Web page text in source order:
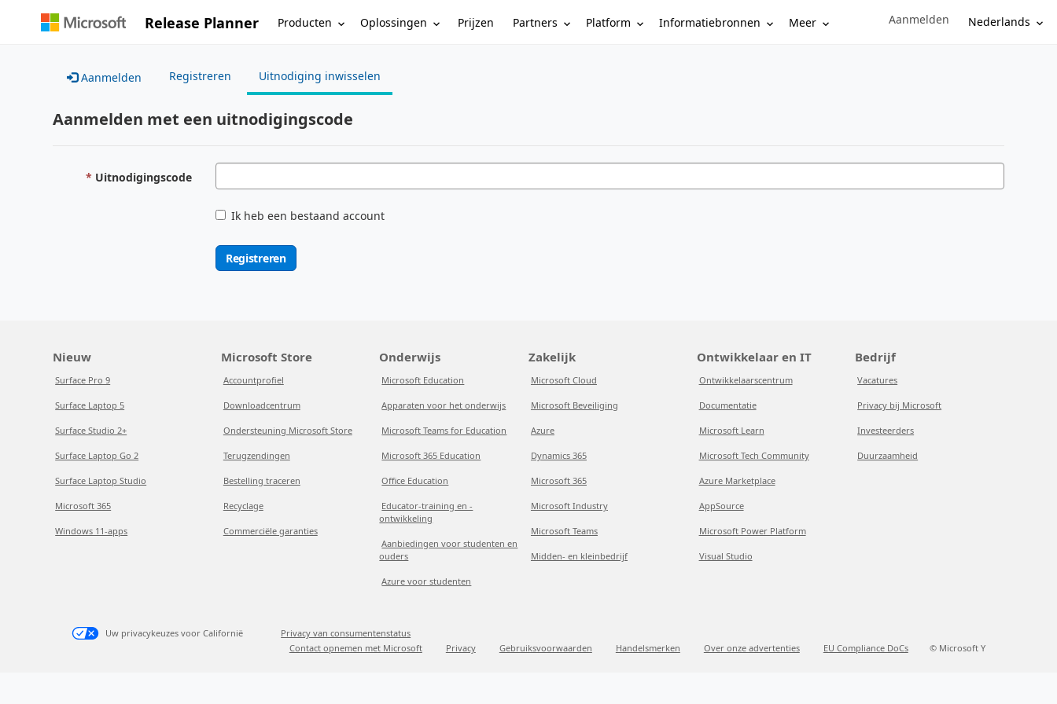
Release Planner Producten Oplossingen Prijzen Partners Platform Informatiebronnen Meer Sign in to your account
Aanmelden Nederlands
Aanmelden Registreren Uitnodiging inwisselen
Aanmelden met een uitnodigingscode
Uitnodigingscode
Ik heb een bestaand account
Registreren
Nieuw
Surface Pro 9
Surface Laptop 5
Surface Studio 2+
Surface Laptop Go 2
Surface Laptop Studio
Microsoft 365
Windows 11-apps
Microsoft Store
Accountprofiel
Downloadcentrum
Ondersteuning Microsoft Store
Terugzendingen
Bestelling traceren
Recyclage
Commerciële garanties
Onderwijs
Microsoft Education
Apparaten voor het onderwijs
Microsoft Teams for Education
Microsoft 365 Education
Office Education
Educator-training en -
ontwikkeling
Aanbiedingen voor studenten en
ouders
Azure voor studenten
Zakelijk
Microsoft Cloud
Microsoft Beveiliging
Azure
Dynamics 365
Microsoft 365
Microsoft Industry
Microsoft Teams
Midden- en kleinbedrijf
Ontwikkelaar en IT
Ontwikkelaarscentrum
Documentatie
Microsoft Learn
Microsoft Tech Community
Azure Marketplace
AppSource
Microsoft Power Platform
Visual Studio
Bedrijf
Vacatures
Privacy bij Microsoft
Investeerders
Duurzaamheid
Uw privacykeuzes voor Californië
Privacy van consumentenstatus
Contact opnemen met Microsoft
Privacy Gebruiksvoorwaarden Handelsmerken Over onze advertenties EU Compliance DoCs © Microsoft Y